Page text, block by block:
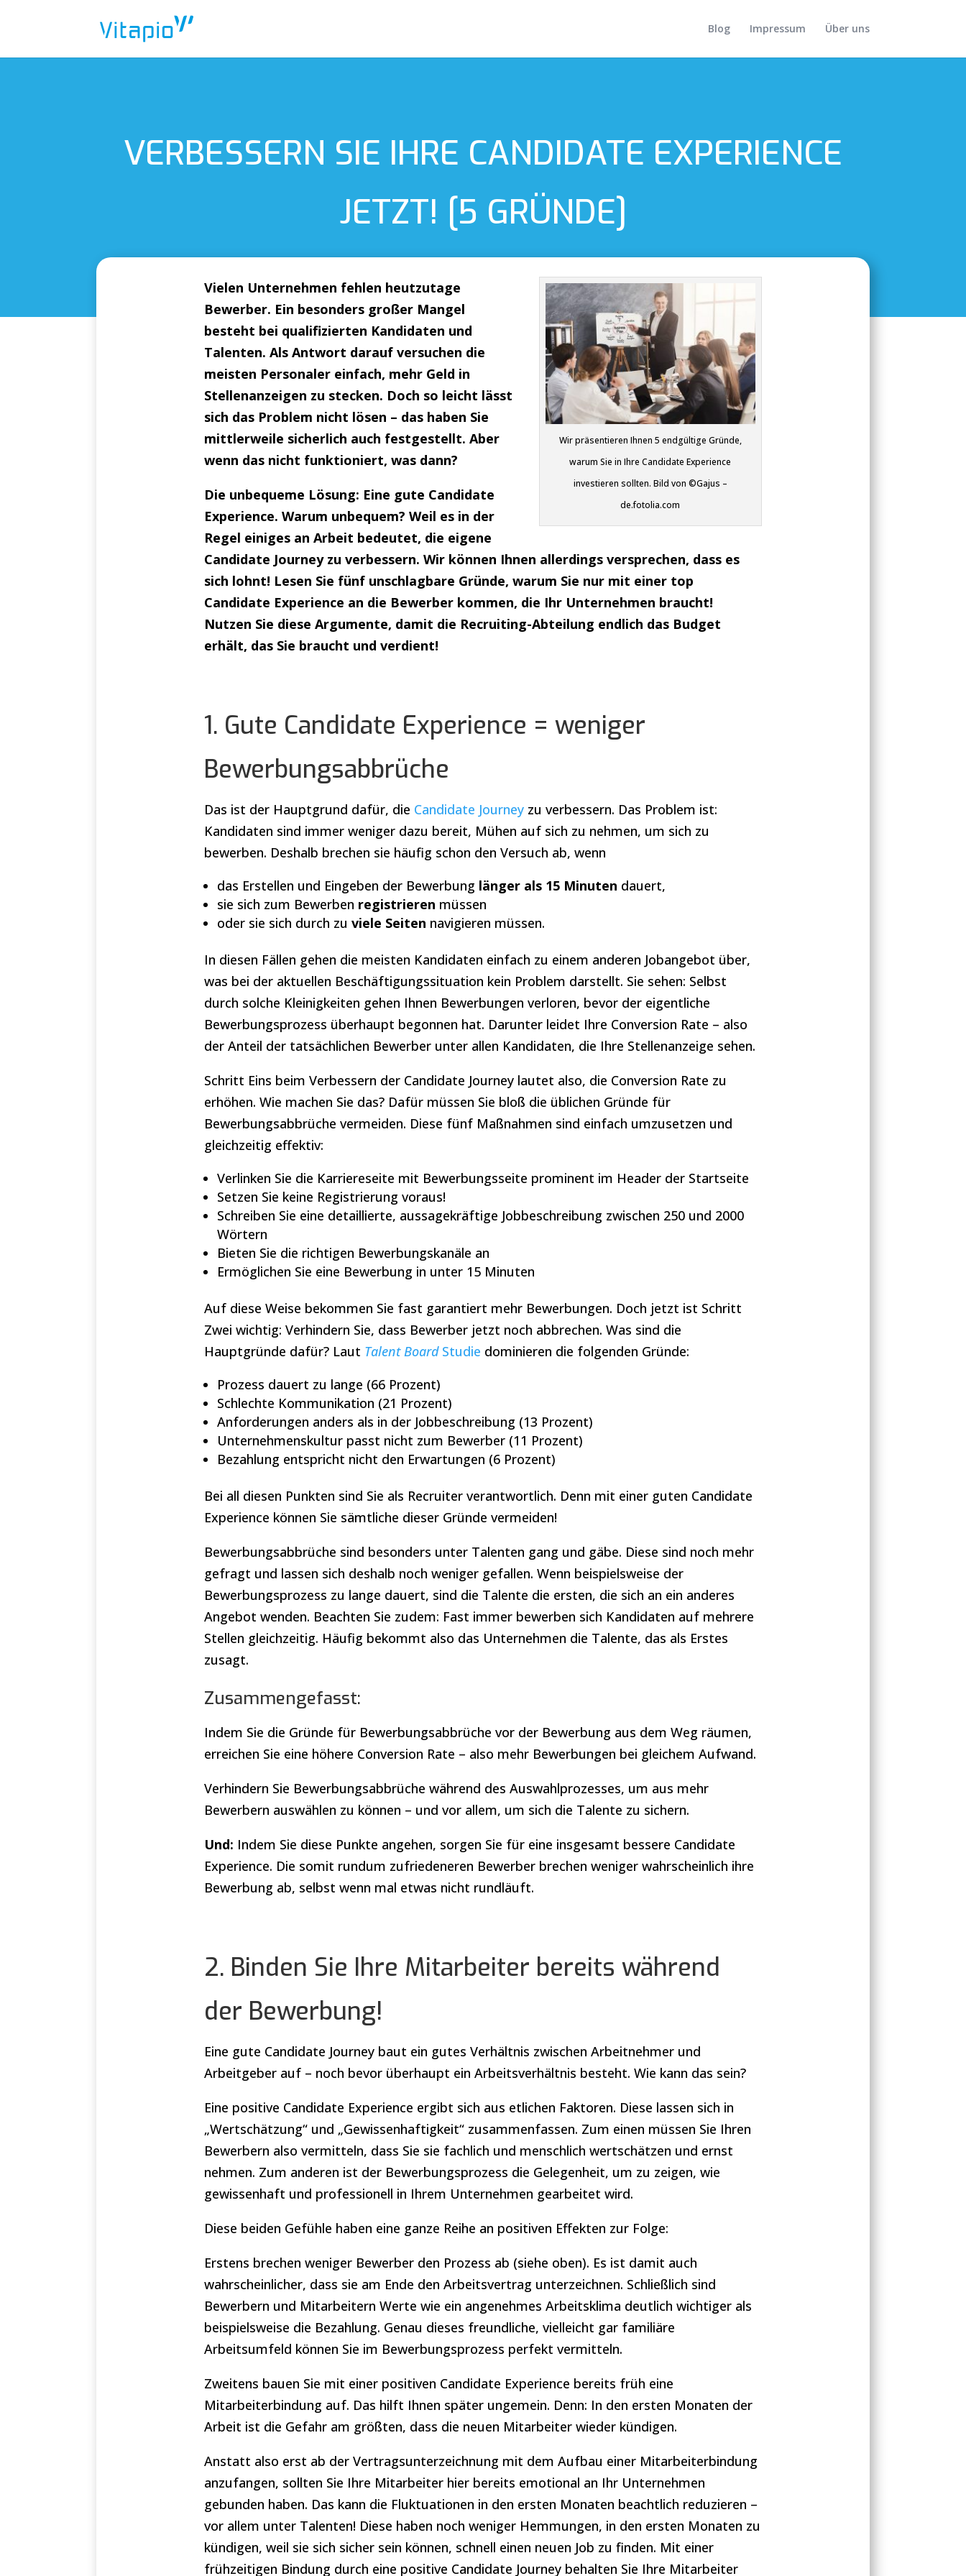
Blog Impressum Über uns
VERBESSERN SIE IHRE CANDIDATE EXPERIENCE
JETZT! [5 GRÜNDE]
Wir präsentieren Ihnen 5 endgültige Gründe,
warum Sie in Ihre Candidate Experience
investieren sollten. Bild von ©Gajus –
de.fotolia.com
Vielen Unternehmen fehlen heutzutage
Bewerber. Ein besonders großer Mangel
besteht bei qualifizierten Kandidaten und
Talenten. Als Antwort darauf versuchen die
meisten Personaler einfach, mehr Geld in
Stellenanzeigen zu stecken. Doch so leicht lässt
sich das Problem nicht lösen – das haben Sie
mittlerweile sicherlich auch festgestellt. Aber
wenn das nicht funktioniert, was dann?
Die unbequeme Lösung: Eine gute Candidate
Experience. Warum unbequem? Weil es in der
Regel einiges an Arbeit bedeutet, die eigene
Candidate Journey zu verbessern. Wir können Ihnen allerdings versprechen, dass es
sich lohnt! Lesen Sie fünf unschlagbare Gründe, warum Sie nur mit einer top
Candidate Experience an die Bewerber kommen, die Ihr Unternehmen braucht!
Nutzen Sie diese Argumente, damit die Recruiting-Abteilung endlich das Budget
erhält, das Sie braucht und verdient!
1. Gute Candidate Experience = weniger
Bewerbungsabbrüche
Das ist der Hauptgrund dafür, die Candidate Journey zu verbessern. Das Problem ist:
Kandidaten sind immer weniger dazu bereit, Mühen auf sich zu nehmen, um sich zu
bewerben. Deshalb brechen sie häufig schon den Versuch ab, wenn
das Erstellen und Eingeben der Bewerbung länger als 15 Minuten dauert,
sie sich zum Bewerben registrieren müssen
oder sie sich durch zuviele Seiten navigieren müssen.
In diesen Fällen gehen die meisten Kandidaten einfach zu einem anderen Jobangebot über,
was bei der aktuellen Beschäftigungssituation kein Problem darstellt. Sie sehen: Selbst
durch solche Kleinigkeiten gehen Ihnen Bewerbungen verloren, bevor der eigentliche
Bewerbungsprozess überhaupt begonnen hat. Darunter leidet Ihre Conversion Rate – also
der Anteil der tatsächlichen Bewerber unter allen Kandidaten, die Ihre Stellenanzeige sehen.
Schritt Eins beim Verbessern der Candidate Journey lautet also, die Conversion Rate zu
erhöhen. Wie machen Sie das? Dafür müssen Sie bloß die üblichen Gründe für
Bewerbungsabbrüche vermeiden. Diese fünf Maßnahmen sind einfach umzusetzen und
gleichzeitig effektiv:
Verlinken Sie die Karriereseite mit Bewerbungsseite prominent im Header der Startseite
Setzen Sie keine Registrierung voraus!
Schreiben Sie eine detaillierte, aussagekräftige Jobbeschreibung zwischen 250 und 2000
Wörtern
Bieten Sie die richtigen Bewerbungskanäle an
Ermöglichen Sie eine Bewerbung in unter 15 Minuten
Auf diese Weise bekommen Sie fast garantiert mehr Bewerbungen. Doch jetzt ist Schritt
Zwei wichtig: Verhindern Sie, dass Bewerber jetzt noch abbrechen. Was sind die
Hauptgründe dafür? Laut Talent BoardStudie dominieren die folgenden Gründe:
Prozess dauert zu lange (66 Prozent)
Schlechte Kommunikation (21 Prozent)
Anforderungen anders als in der Jobbeschreibung (13 Prozent)
Unternehmenskultur passt nicht zum Bewerber (11 Prozent)
Bezahlung entspricht nicht den Erwartungen (6 Prozent)
Bei all diesen Punkten sind Sie als Recruiter verantwortlich. Denn mit einer guten Candidate
Experience können Sie sämtliche dieser Gründe vermeiden!
Bewerbungsabbrüche sind besonders unter Talenten gang und gäbe. Diese sind noch mehr
gefragt und lassen sich deshalb noch weniger gefallen. Wenn beispielsweise der
Bewerbungsprozess zu lange dauert, sind die Talente die ersten, die sich an ein anderes
Angebot wenden. Beachten Sie zudem: Fast immer bewerben sich Kandidaten auf mehrere
Stellen gleichzeitig. Häufig bekommt also das Unternehmen die Talente, das als Erstes
zusagt.
Zusammengefasst:
Indem Sie die Gründe für Bewerbungsabbrüche vor der Bewerbung aus dem Weg räumen,
erreichen Sie eine höhere Conversion Rate – also mehr Bewerbungen bei gleichem Aufwand.
Verhindern Sie Bewerbungsabbrüche während des Auswahlprozesses, um aus mehr
Bewerbern auswählen zu können – und vor allem, um sich die Talente zu sichern.
Und: Indem Sie diese Punkte angehen, sorgen Sie für eine insgesamt bessere Candidate
Experience. Die somit rundum zufriedeneren Bewerber brechen weniger wahrscheinlich ihre
Bewerbung ab, selbst wenn mal etwas nicht rundläuft.
2. Binden Sie Ihre Mitarbeiter bereits während
der Bewerbung!
Eine gute Candidate Journey baut ein gutes Verhältnis zwischen Arbeitnehmer und
Arbeitgeber auf – noch bevor überhaupt ein Arbeitsverhältnis besteht. Wie kann das sein?
Eine positive Candidate Experience ergibt sich aus etlichen Faktoren. Diese lassen sich in
„Wertschätzung“ und „Gewissenhaftigkeit“ zusammenfassen. Zum einen müssen Sie Ihren
Bewerbern also vermitteln, dass Sie sie fachlich und menschlich wertschätzen und ernst
nehmen. Zum anderen ist der Bewerbungsprozess die Gelegenheit, um zu zeigen, wie
gewissenhaft und professionell in Ihrem Unternehmen gearbeitet wird.
Diese beiden Gefühle haben eine ganze Reihe an positiven Effekten zur Folge:
Erstens brechen weniger Bewerber den Prozess ab (siehe oben). Es ist damit auch
wahrscheinlicher, dass sie am Ende den Arbeitsvertrag unterzeichnen. Schließlich sind
Bewerbern und Mitarbeitern Werte wie ein angenehmes Arbeitsklima deutlich wichtiger als
beispielsweise die Bezahlung. Genau dieses freundliche, vielleicht gar familiäre
Arbeitsumfeld können Sie im Bewerbungsprozess perfekt vermitteln.
Zweitens bauen Sie mit einer positiven Candidate Experience bereits früh eine
Mitarbeiterbindung auf. Das hilft Ihnen später ungemein. Denn: In den ersten Monaten der
Arbeit ist die Gefahr am größten, dass die neuen Mitarbeiter wieder kündigen.
Anstatt also erst ab der Vertragsunterzeichnung mit dem Aufbau einer Mitarbeiterbindung
anzufangen, sollten Sie Ihre Mitarbeiter hier bereits emotional an Ihr Unternehmen
gebunden haben. Das kann die Fluktuationen in den ersten Monaten beachtlich reduzieren –
vor allem unter Talenten! Diese haben noch weniger Hemmungen, in den ersten Monaten zu
kündigen, weil sie sich sicher sein können, schnell einen neuen Job zu finden. Mit einer
frühzeitigen Bindung durch eine positive Candidate Journey behalten Sie Ihre Mitarbeiter